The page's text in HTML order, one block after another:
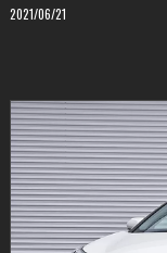
2021/06/21